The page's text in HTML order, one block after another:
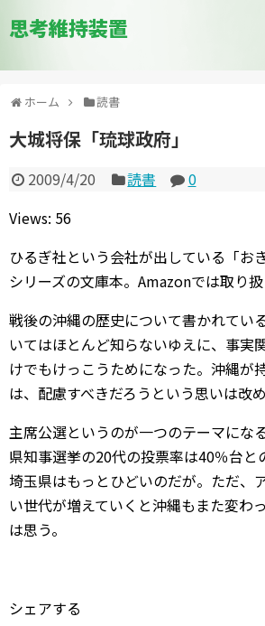
思考維持装置
ホーム 読書
大城将保「琉球政府」
2009/4/20 読書
0
Views: 56
ひるぎ社という会社が出している「お
シリーズの文庫本。Amazonでは取り扱
戦後の沖縄の歴史について書かれてい
いてはほとんど知らないゆえに、事実
けでもけっこうためになった。沖縄が
は、配慮すべきだろうという思いは改
主席公選というのが一つのテーマにな
県知事選挙の20代の投票率は40％台と
埼玉県はもっとひどいのだが。ただ、
い世代が増えていくと沖縄もまた変わ
は思う。
シェアする